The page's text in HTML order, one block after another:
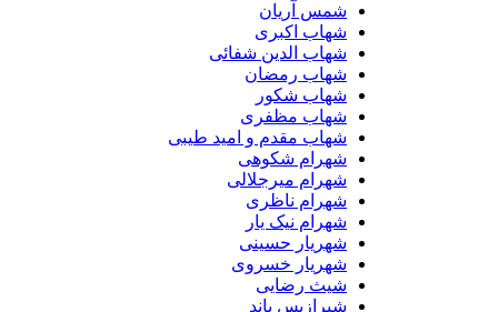
شمس آریان
شهاب اکبری
شهاب الدین شفائی
شهاب رمضان
شهاب شکور
شهاب مظفری
شهاب مقدم و امید طیبی
شهرام شکوهی
شهرام میرجلالی
شهرام ناظری
شهرام نیک یار
شهریار حسینی
شهریار خسروی
شیث رضایی
شیرازیس باند